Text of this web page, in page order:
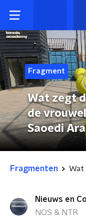
Fragment
Wat zegt
de
Saoedi
Fragmenten
Nieuws en Co
NOS & NTR